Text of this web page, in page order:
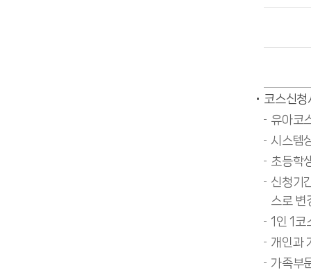
코스신
유아코
시스템
초등학
신청기
스로 변
1인 1코
개인과
가족부